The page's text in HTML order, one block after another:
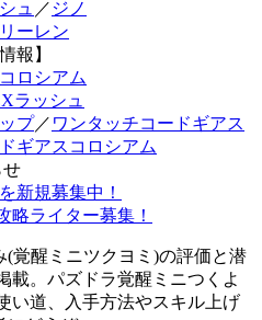
ュ ／ ジノ
ーレン
報】
ロシアム
ラッシュ
プ／ ワンタッチコードギアス
ギアスコロシアム
せ
新規募集中！
略ライター募集！
覚醒ミニツクヨミ)の評価と潜
載。パズドラ覚醒ミニつくよ
い道、入手方法やスキル上げ